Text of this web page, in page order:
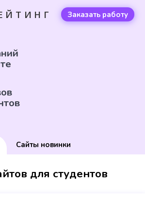
Заказать работу
Сайты новинки
для студентов